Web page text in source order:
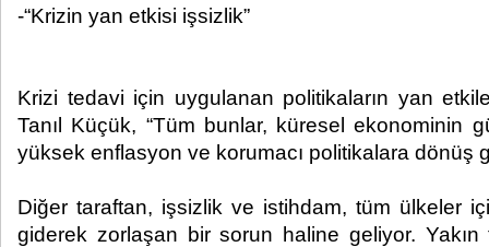
-“Krizin yan etkisi işsizlik”
Krizi tedavi için uygulanan politikaların yan
Tanıl Küçük, “Tüm bunlar, küresel ekonominin
yüksek enflasyon ve korumacı politikalara dönüş
Diğer taraftan, işsizlik ve istihdam, tüm ülkeler
giderek zorlaşan bir sorun haline geliyor. Yakın